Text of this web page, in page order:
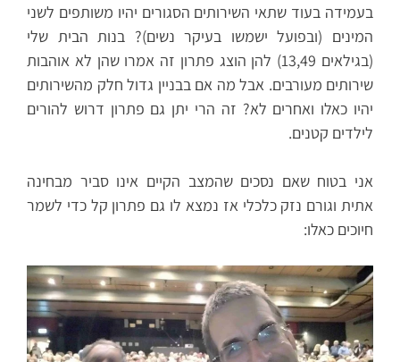
בעמידה בעוד שתאי השירותים הסגורים יהיו משותפים לשני
המינים (ובפועל ישמשו בעיקר נשים)? בנות הבית שלי
(בגילאים 13,49) להן הוצג פתרון זה אמרו שהן לא אוהבות
שירותים מעורבים. אבל מה אם בבניין גדול חלק מהשירותים
יהיו כאלו ואחרים לא? זה הרי יתן גם פתרון דרוש להורים
לילדים קטנים.
אני בטוח שאם נסכים שהמצב הקיים אינו סביר מבחינה
אתית וגורם נזק כלכלי אז נמצא לו גם פתרון קל כדי לשמר
חיוכים כאלו: